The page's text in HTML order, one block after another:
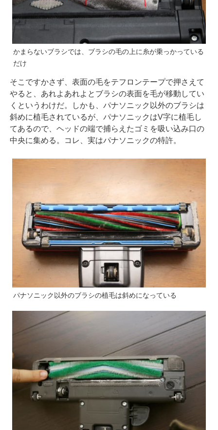
かまらないブラシでは、ブラシの毛の上に糸が乗っかっている
だけ
そこですかさず、表面の毛をテフロンテープで押さえて
やると、あれよあれよとブラシの表面を毛が移動してい
くというわけだ。しかも、パナソニック以外のブラシは
斜めに植毛されているが、パナソニックはV字に植毛し
てあるので、ヘッドの端で捕らえたゴミを吸い込み口の
中央に集める。コレ、実はパナソニックの特許。
パナソニック以外のブラシの植毛は斜めになっている